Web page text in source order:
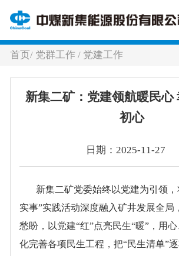
首页/ 党群工作/ 党建工作
新集二矿：党建领航暖民心
初心
日期：2025-11-27
新集二矿党委始终以党建为引领
实事”实践活动深度融入矿井发展全局
愁盼，以党建“红”点亮民生“暖”，用
化完善各项民生工程，把“民生清单”